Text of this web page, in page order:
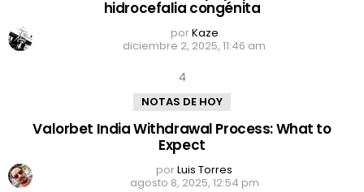
hidrocefalia congénita
porKaze
diciembre 2, 2025, 11:46 am
NOTAS DE HOY
Valorbet India Withdrawal Process: What to
Expect
porLuis Torres
agosto 8, 2025, 12:54 pm